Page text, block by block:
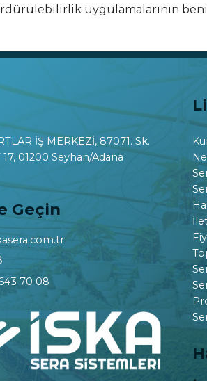
uygulamalarının
İŞ MERKEZİ, 87071. Sk.
17, 01200 Seyhan/Adana
Geçin
70 08